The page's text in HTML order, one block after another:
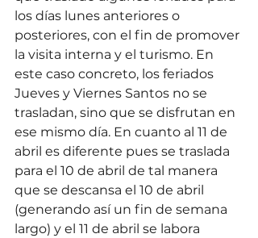
los días lunes anteriores o
posteriores, con el fin de promover
la visita interna y el turismo. En
este caso concreto, los feriados
Jueves y Viernes Santos no se
trasladan, sino que se disfrutan en
ese mismo día. En cuanto al 11 de
abril es diferente pues se traslada
para el 10 de abril de tal manera
que se descansa el 10 de abril
(generando así un fin de semana
largo) y el 11 de abril se labora